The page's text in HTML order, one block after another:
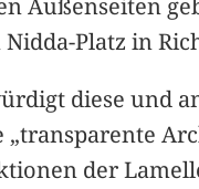
Außenseiten
Platz in
diese und
„transparente
der